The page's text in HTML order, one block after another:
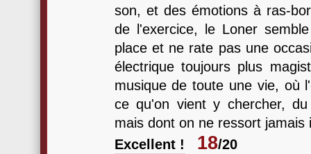
son, et des émotions à ras-
de l'exercice, le Loner
place et ne rate pas une
électrique toujours plus
musique de toute une vie, où
ce qu'on vient y chercher,
mais dont on ne ressort jamais
Excellent !
18/20